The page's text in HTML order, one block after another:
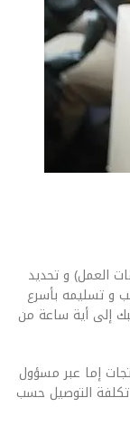
العمل) و تحديد
و تسليمه بأسرع
إلى أية ساعة من
إما عبر مسؤول
التوصيل حسب